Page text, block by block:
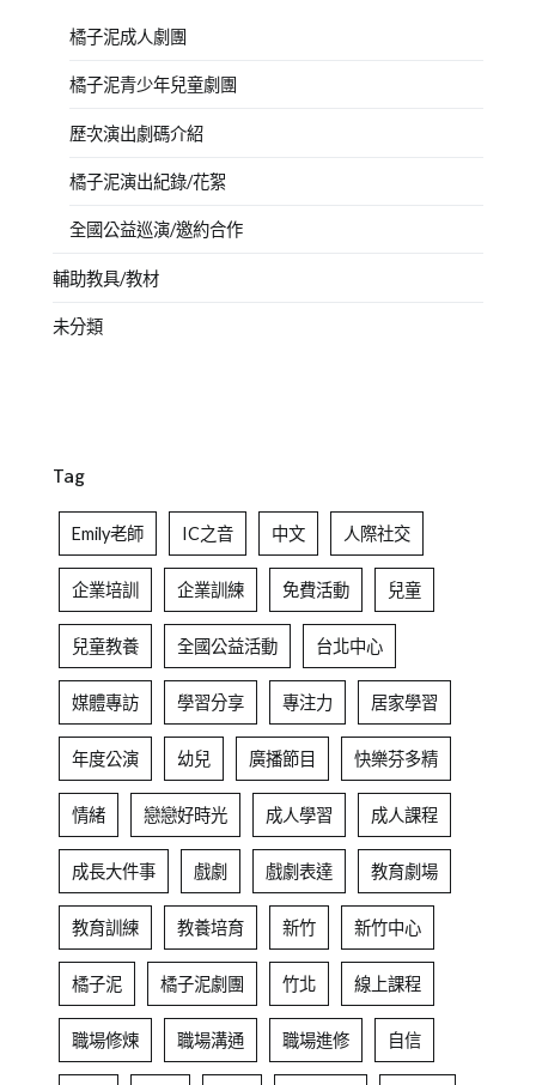
橘子泥成人劇團
橘子泥青少年兒童劇團
歷次演出劇碼介紹
橘子泥演出紀錄/花絮
全國公益巡演/邀約合作
輔助教具/教材
未分類
Tag
Emily老師 IC之音 中文 人際社交
企業培訓 企業訓練 免費活動 兒童
兒童教養 全國公益活動 台北中心
媒體專訪 學習分享 專注力 居家學習
年度公演 幼兒 廣播節目 快樂芬多精
情緒 戀戀好時光 成人學習 成人課程
成長大件事 戲劇 戲劇表達 教育劇場
教育訓練 教養培育 新竹 新竹中心
橘子泥 橘子泥劇團 竹北 線上課程
職場修煉 職場溝通 職場進修 自信